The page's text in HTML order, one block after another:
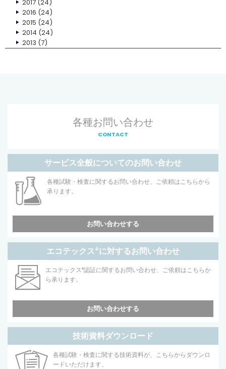
2017(24)
2016 (24)
2015 (24)
2014 (24)
2013 (7)
各種お問い合わせ
CONTACT
サービス全般についてのお問い合わせ
各種試験・検査に関するお問い合わせ、ご依頼はこちらから
承ります。
お問い合わせする
エコテックス®に対するお問い合わせ
エコテックス®認証に関するお問い合わせ、ご依頼はこちらか
ら承ります。
お問い合わせする
技術資料ダウンロード
各種試験・検査に関する技術資料が、こちらからダウンロ
ードいただけます。